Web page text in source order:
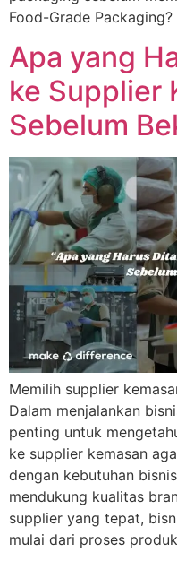
Food-Grade
Apa yang
ke Supplier
Sebelum
Memilih supplier
Dalam menjalankan
penting untuk
ke supplier kemasan
dengan kebutuhan
mendukung kualitas
supplier yang tepat,
mulai dari proses